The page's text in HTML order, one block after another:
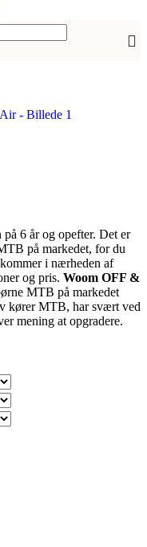
6 år og opefter. Det er
på markedet, for du
i nærheden af
og pris. Woom OFF &
MTB på markedet
kører MTB, har svært ved
mening at opgradere.